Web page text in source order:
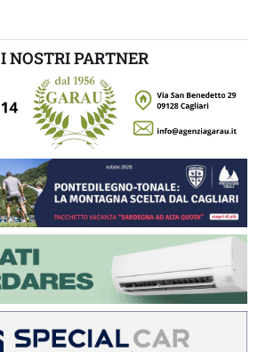
I NOSTRI PARTNER